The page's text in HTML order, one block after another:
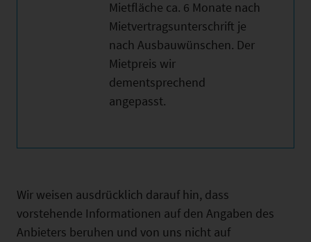
Mietfläche ca. 6 Monate nach
Mietvertragsunterschrift je
nach Ausbauwünschen. Der
Mietpreis wir
dementsprechend
angepasst.
Wir weisen ausdrücklich darauf hin, dass
vorstehende Informationen auf den Angaben des
Anbieters beruhen und von uns nicht auf